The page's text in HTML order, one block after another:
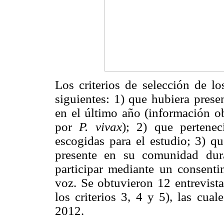
Los criterios de selección de
siguientes: 1) que hubiera
en el último año (información
por P. vivax); 2) que
escogidas para el estudio; 3)
presente en su comunidad
participar mediante un
voz. Se obtuvieron 12
los criterios 3, 4 y 5), las
2012.